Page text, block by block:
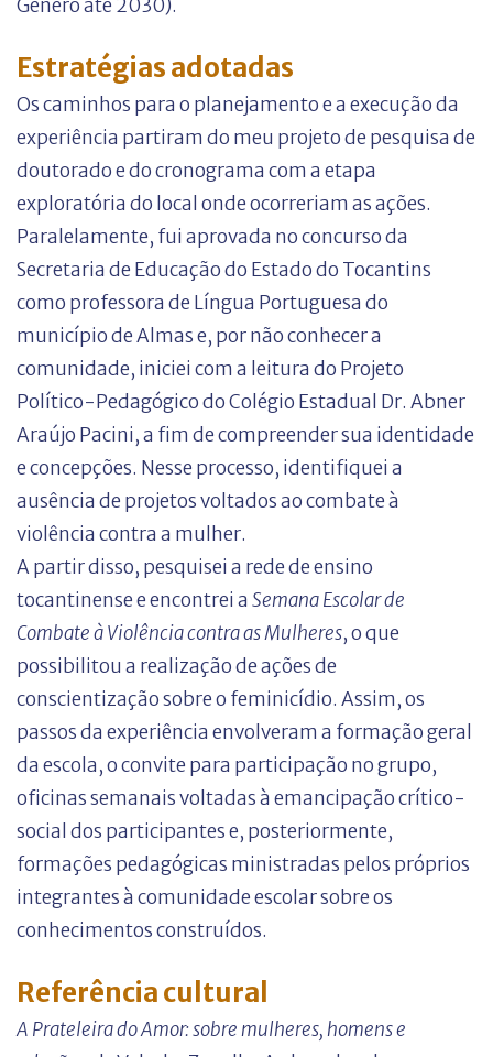
Gênero até 2030).
Estratégias adotadas
Os caminhos para o planejamento e a execução da
experiência partiram do meu projeto de pesquisa de
doutorado e do cronograma com a etapa
exploratória do local onde ocorreriam as ações.
Paralelamente, fui aprovada no concurso da
Secretaria de Educação do Estado do Tocantins
como professora de Língua Portuguesa do
município de Almas e, por não conhecer a
comunidade, iniciei com a leitura do Projeto
Político-Pedagógico do Colégio Estadual Dr. Abner
Araújo Pacini, a fim de compreender sua identidade
e concepções. Nesse processo, identifiquei a
ausência de projetos voltados ao combate à
violência contra a mulher.
A partir disso, pesquisei a rede de ensino
tocantinense e encontrei a Semana Escolar de
Combate à Violência contra as Mulheres, o que
possibilitou a realização de ações de
conscientização sobre o feminicídio. Assim, os
passos da experiência envolveram a formação geral
da escola, o convite para participação no grupo,
oficinas semanais voltadas à emancipação crítico-
social dos participantes e, posteriormente,
formações pedagógicas ministradas pelos próprios
integrantes à comunidade escolar sobre os
conhecimentos construídos.
Referência cultural
A Prateleira do Amor: sobre mulheres, homens e